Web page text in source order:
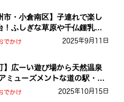
市・小倉南区】子連れで楽し
！ふしぎな草原や千仏鍾乳洞
よう！
でかけ 2025年9月11日
】広ーい遊び場から天然温泉
ミューズメントな道の駅・お
街道
でかけ 2025年10月15日